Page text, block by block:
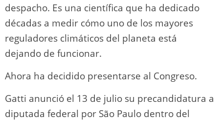
despacho. Es una científica que ha dedicado
décadas a medir cómo uno de los mayores
reguladores climáticos del planeta está
dejando de funcionar.
Ahora ha decidido presentarse al Congreso.
Gatti anunció el 13 de julio su precandidatura a
diputada federal por São Paulo dentro del